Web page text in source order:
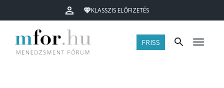
KLASSZIS ELŐFIZETÉS
FRISS Menü